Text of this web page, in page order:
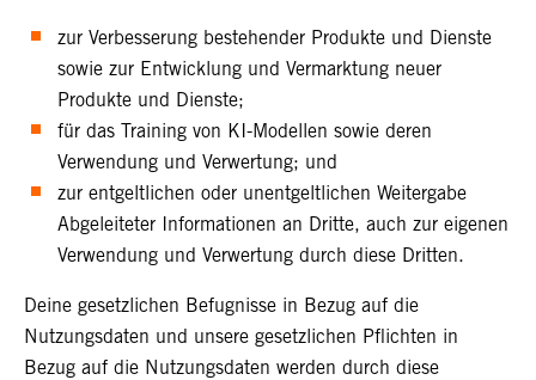
zur Verbesserung bestehender Produkte und Dienste
sowie zur Entwicklung und Vermarktung neuer
Produkte und Dienste;
für das Training von KI-Modellen sowie deren
Verwendung und Verwertung; und
zur entgeltlichen oder unentgeltlichen Weitergabe
Abgeleiteter Informationen an Dritte, auch zur eigenen
Verwendung und Verwertung durch diese Dritten.
Deine gesetzlichen Befugnisse in Bezug auf die
Nutzungsdaten und unsere gesetzlichen Pflichten in
Bezug auf die Nutzungsdaten werden durch diese